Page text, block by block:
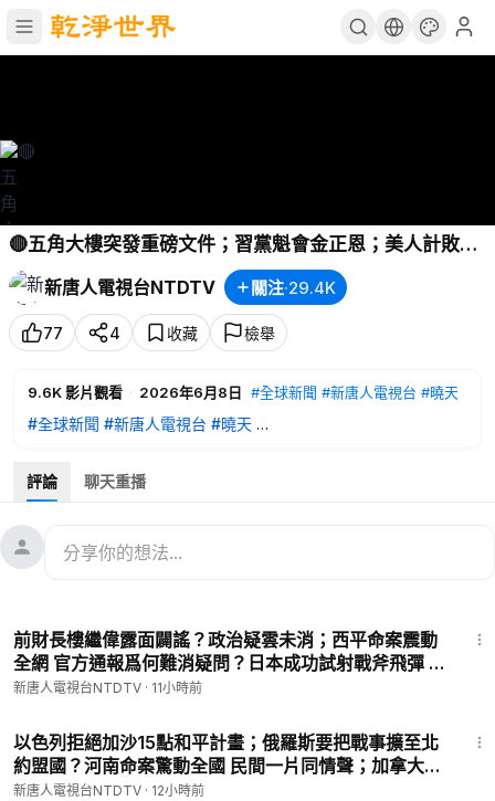
🔴五角大樓突發重磅文件；習黨魁會金正恩；美人計敗
露；伊朗高層通訊中斷，傳瓦西迪、穆傑塔巴被擊斃；菲
律賓強震，數百人傷亡！日本長程導彈裝置首亮相【全球
新聞】2026-06-08
新唐人電視台NTDTV 關注·29.4K
77 4 收藏 檢舉
9.6K影片觀看 · 2026年6月8日 #全球新聞 #新唐人電視台 #曉天
#全球新聞 #新唐人電視台 #曉天
以色列伊朗互攻升級 伊朗領導層內部斷訊
習黨魁會金正恩 各懷鬼胎 迴避核問題
川普回紐約 成為首位在任親臨NBA決賽的總統
2:58四川康定市發生兩次地震 民眾稱震感強烈
3:34伊朗限制霍爾木茲海峽航運 歐盟制裁2人1實體
4:13彭博社：至少15國下週尋求川普批准排雷行動
7:38英法德烏領導人會談 一致支持俄烏停火談判
8:13五角大樓列比亞迪 百度等為「中共軍方企業」
8:49中東戰事升級 以總理：武力對抗恐怖政權
評論 聊天重播
前財長樓繼偉露面闢謠？政治疑雲未消；西平命案震動
全網 官方通報爲何難消疑問？日本成功試射戰斧飛彈 北
京強烈反應；五折拋售中國地產 外資巨頭加速撤離【 #
新唐人電視台NTDTV · 11小時前
以色列拒絕加沙15點和平計畫；俄羅斯要把戰事擴至北
約盟國？河南命案驚動全國 民間一片同情聲；加拿大卑
詩省野火失控 兩萬居民緊急撤離【 #環球直擊】8月9日
新唐人電視台NTDTV · 12小時前